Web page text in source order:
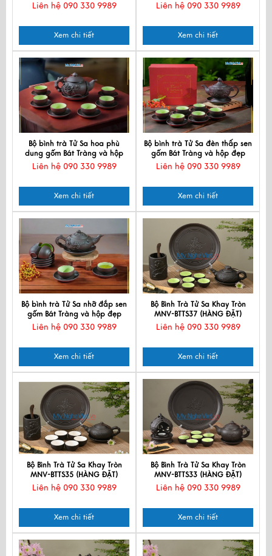
Liên hệ 090 330 9989
Xem chi tiết
đẹp
Liên hệ 090 330 9989
Xem chi tiết
Bộ bình trà Tử Sa hoa phù
dung gốm Bát Tràng và hộp
đẹp
Liên hệ 090 330 9989
Xem chi tiết
Bộ bình trà Tử Sa đèn thấp sen
gốm Bát Tràng và hộp đẹp
Liên hệ 090 330 9989
Xem chi tiết
Bộ bình trà Tử Sa nhỡ đắp sen
gốm Bát Tràng và hộp đẹp
Liên hệ 090 330 9989
Xem chi tiết
Bộ Bình Trà Tử Sa Khay Tròn
MNV-BTTS37 (HÀNG ĐẶT)
Liên hệ 090 330 9989
Xem chi tiết
Bộ Bình Trà Tử Sa Khay Tròn
MNV-BTTS35 (HÀNG ĐẶT)
Liên hệ 090 330 9989
Xem chi tiết
Bộ Bình Trà Tử Sa Khay Tròn
MNV-BTTS33 (HÀNG ĐẶT)
Liên hệ 090 330 9989
Xem chi tiết